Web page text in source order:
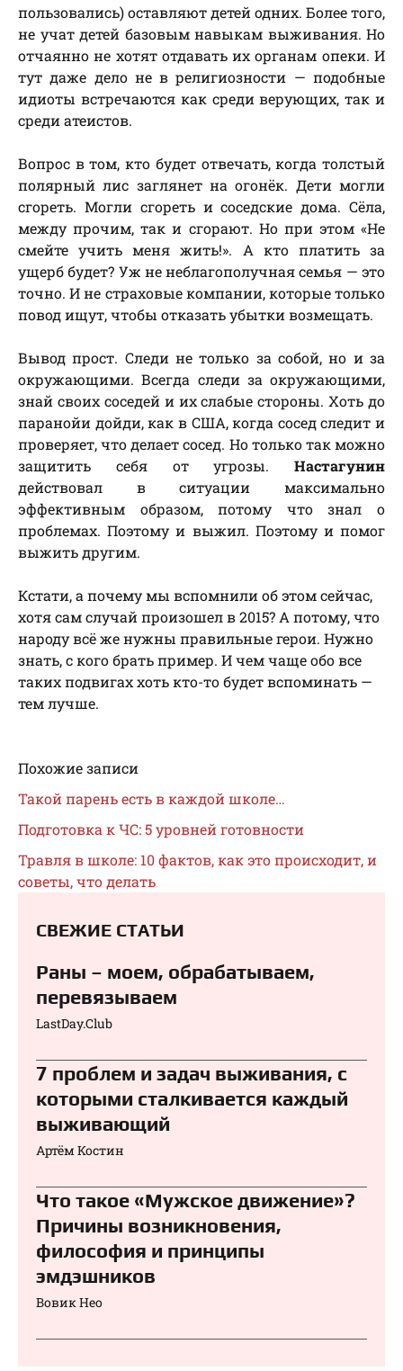
пользовались) оставляют детей одних. Более того,
не учат детей базовым навыкам выживания. Но
отчаянно не хотят отдавать их органам опеки. И
тут даже дело не в религиозности — подобные
идиоты встречаются как среди верующих, так и
среди атеистов.
Вопрос в том, кто будет отвечать, когда толстый
полярный лис заглянет на огонёк. Дети могли
сгореть. Могли сгореть и соседские дома. Сёла,
между прочим, так и сгорают. Но при этом «Не
смейте учить меня жить!». А кто платить за
ущерб будет? Уж не неблагополучная семья — это
точно. И не страховые компании, которые только
повод ищут, чтобы отказать убытки возмещать.
Вывод прост. Следи не только за собой, но и за
окружающими. Всегда следи за окружающими,
знай своих соседей и их слабые стороны. Хоть до
паранойи дойди, как в США, когда сосед следит и
проверяет, что делает сосед. Но только так можно
защитить себя от угрозы. Настагунин
действовал в ситуации максимально
эффективным образом, потому что знал о
проблемах. Поэтому и выжил. Поэтому и помог
выжить другим.
Кстати, а почему мы вспомнили об этом сейчас,
хотя сам случай произошел в 2015? А потому, что
народу всё же нужны правильные герои. Нужно
знать, с кого брать пример. И чем чаще обо все
таких подвигах хоть кто-то будет вспоминать —
тем лучше.
Похожие записи
Такой парень есть в каждой школе…
Подготовка к ЧС: 5 уровней готовности
Травля в школе: 10 фактов, как это происходит, и
советы, что делать
СВЕЖИЕ СТАТЬИ
Раны – моем, обрабатываем,
перевязываем⁠⁠
LastDay.Club
7 проблем и задач выживания, с
которыми сталкивается каждый
выживающий
Артём Костин
Что такое «Мужское движение»?
Причины возникновения,
философия и принципы
эмдэшников
Вовик Нео